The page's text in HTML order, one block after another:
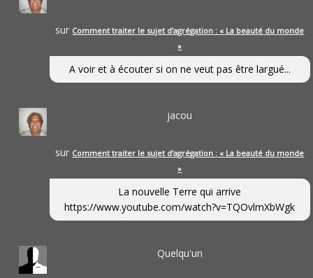
sur Comment traiter le sujet d’agrégation : « La beauté du monde
»
A voir et à écouter si on ne veut pas être largué...
jacou
sur Comment traiter le sujet d’agrégation : « La beauté du monde
»
La nouvelle Terre qui arrive
https://www.youtube.com/watch?v=TQOvlmXbWgk
Quelqu'un